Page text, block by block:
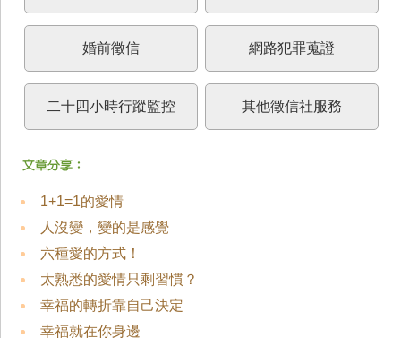
婚前徵信 網路犯罪蒐證
二十四小時行蹤監控 其他徵信社服務
1+1=1的愛情
人沒變，變的是感覺
六種愛的方式！
太熟悉的愛情只剩習慣？
幸福的轉折靠自己決定
幸福就在你身邊